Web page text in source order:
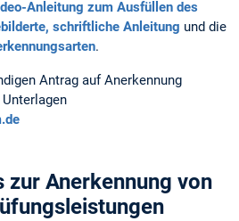
Anleitung zum Ausfüllen des
schriftliche Anleitung und die
.
Antrag auf Anerkennung
zur Anerkennung von